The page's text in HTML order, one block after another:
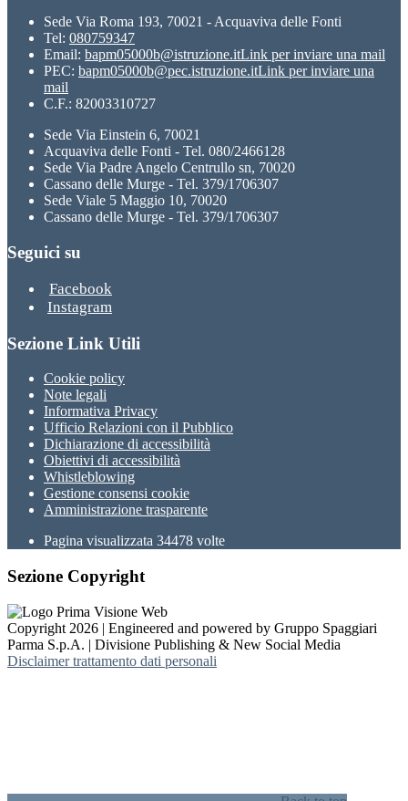
Sede Via Roma 193, 70021 - Acquaviva delle Fonti
Tel: 080759347
Email: bapm05000b@istruzione.itLink per inviare una mail
PEC: bapm05000b@pec.istruzione.itLink per inviare una
mail
C.F.: 82003310727
Sede Via Einstein 6, 70021
Acquaviva delle Fonti - Tel. 080/2466128
Sede Via Padre Angelo Centrullo sn, 70020
Cassano delle Murge - Tel. 379/1706307
Sede Viale 5 Maggio 10, 70020
Cassano delle Murge - Tel. 379/1706307
Seguici su
Facebook
Instagram
Sezione Link Utili
Cookie policy
Note legali
Informativa Privacy
Ufficio Relazioni con il Pubblico
Dichiarazione di accessibilità
Obiettivi di accessibilità
Whistleblowing
Gestione consensi cookie
Amministrazione trasparente
Pagina visualizzata 34478 volte
Sezione Copyright
Copyright 2026 | Engineered and powered by Gruppo Spaggiari
Parma S.p.A. | Divisione Publishing & New Social Media
Disclaimer trattamento dati personali